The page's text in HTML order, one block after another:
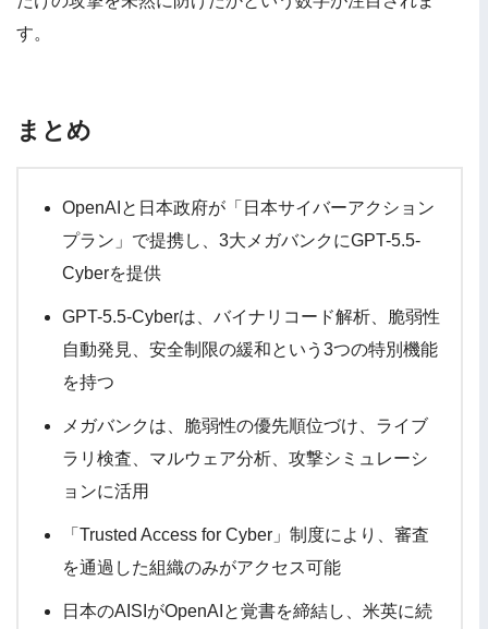
す。
まとめ
OpenAIと日本政府が「日本サイバーアクション
プラン」で提携し、3大メガバンクにGPT-5.5-
Cyberを提供
GPT-5.5-Cyberは、バイナリコード解析、脆弱性
自動発見、安全制限の緩和という3つの特別機能
を持つ
メガバンクは、脆弱性の優先順位づけ、ライブ
ラリ検査、マルウェア分析、攻撃シミュレーシ
ョンに活用
「Trusted Access for Cyber」制度により、審査
を通過した組織のみがアクセス可能
日本のAISIがOpenAIと覚書を締結し、米英に続